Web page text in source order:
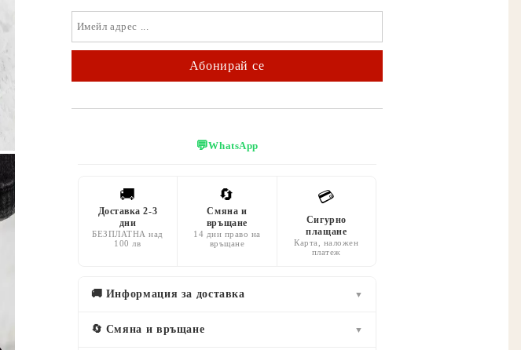
💬WhatsApp
🚚
Доставка 2-3
дни
БЕЗПЛАТНА над
100 лв
🔄
Смяна и
връщане
14 дни право на
връщане
💳
Сигурно
плащане
Карта, наложен
платеж
🚚 Информация за доставка ▼
🔄 Смяна и връщане ▼